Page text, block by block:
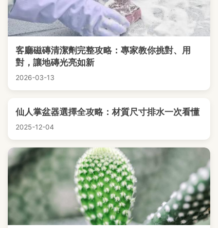
客廳磁磚清潔劑完整攻略：專家教你挑對、用
對，讓地磚光亮如新
2026-03-13
仙人掌盆器選擇全攻略：材質尺寸排水一次看懂
2025-12-04